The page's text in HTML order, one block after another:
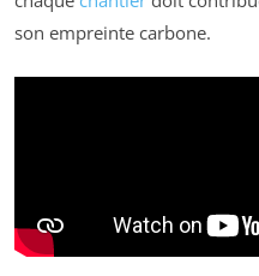
son empreinte carbone.